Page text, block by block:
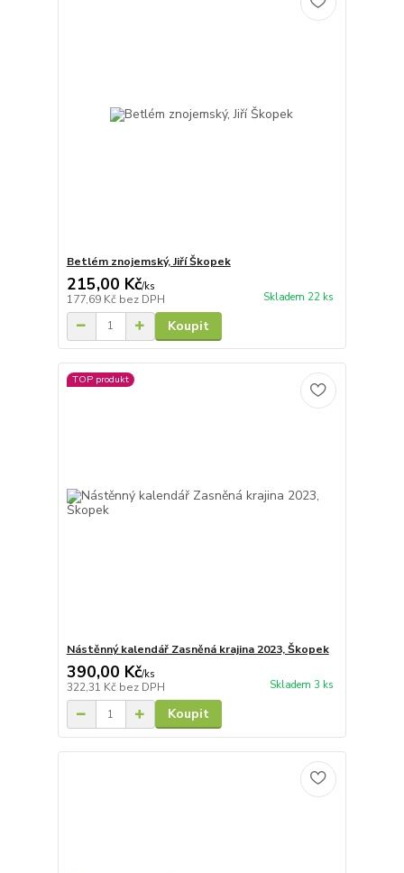
Betlém znojemský, Jiří Škopek
215,00 Kč/ks
177,69 Kč bez DPH Skladem 22 ks
Koupit
TOP produkt
Nástěnný kalendář Zasněná krajina 2023, Škopek
390,00 Kč/ks
322,31 Kč bez DPH Skladem 3 ks
Koupit